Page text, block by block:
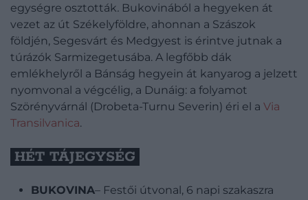
egységre osztották. Bukovinából a hegyeken át
vezet az út Székelyföldre, ahonnan a Szászok
földjén, Segesvárt és Medgyest is érintve jutnak a
túrázók Sarmizegetusába. A legfőbb dák
emlékhelyről a Bánság hegyein át kanyarog a jelzett
nyomvonal a végcélig, a Dunáig: a folyamot
Szörényvárnál (Drobeta-Turnu Severin) éri el a Via
Transilvanica.
HÉT TÁJEGYSÉG
BUKOVINA– Festői útvonal, 6 napi szakaszra